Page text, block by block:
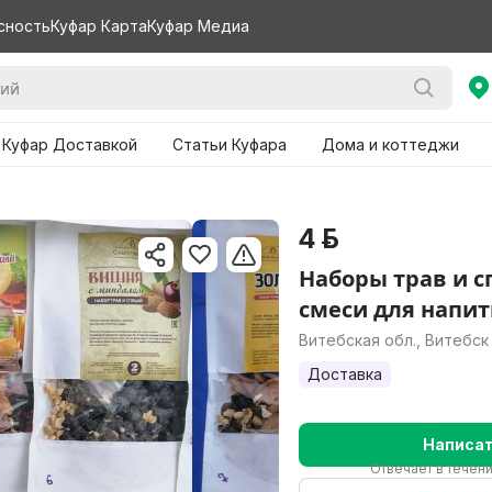
Куфар КартаКуфар Медиа
Доставкой Статьи Куфара Дома и коттеджи
4 р.
Наборы трав и
смеси для
Витебская обл., Витебск
Доставка
Отвечает в